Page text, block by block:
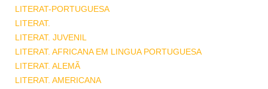
LITERAT-PORTUGUESA
LITERAT.
LITERAT. JUVENIL
LITERAT. AFRICANA EM LINGUA PORTUGUESA
LITERAT. ALEMÃ
LITERAT. AMERICANA